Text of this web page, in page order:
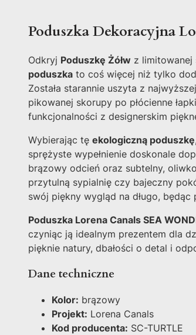
Poduszka Dekoracyjna
Odkryj Poduszkę Żółw z limitowanej
poduszka to coś więcej niż tylko
Została starannie uszyta z
pikowanej skorupy po płócienne
funkcjonalności z designerskim
Wybierając tę ekologiczną poduszkę
sprężyste wypełnienie doskonale
brązowy odcień oraz subtelny,
przytulną sypialnię czy bajeczny
swój piękny wygląd na długo,
Poduszka Lorena Canals SEA
czyniąc ją idealnym prezentem dla
pięknie natury, dbałości o detal i
Dane techniczne
Kolor: brązowy
Projekt: Lorena Canals
Kod producenta: SC-TURTLE